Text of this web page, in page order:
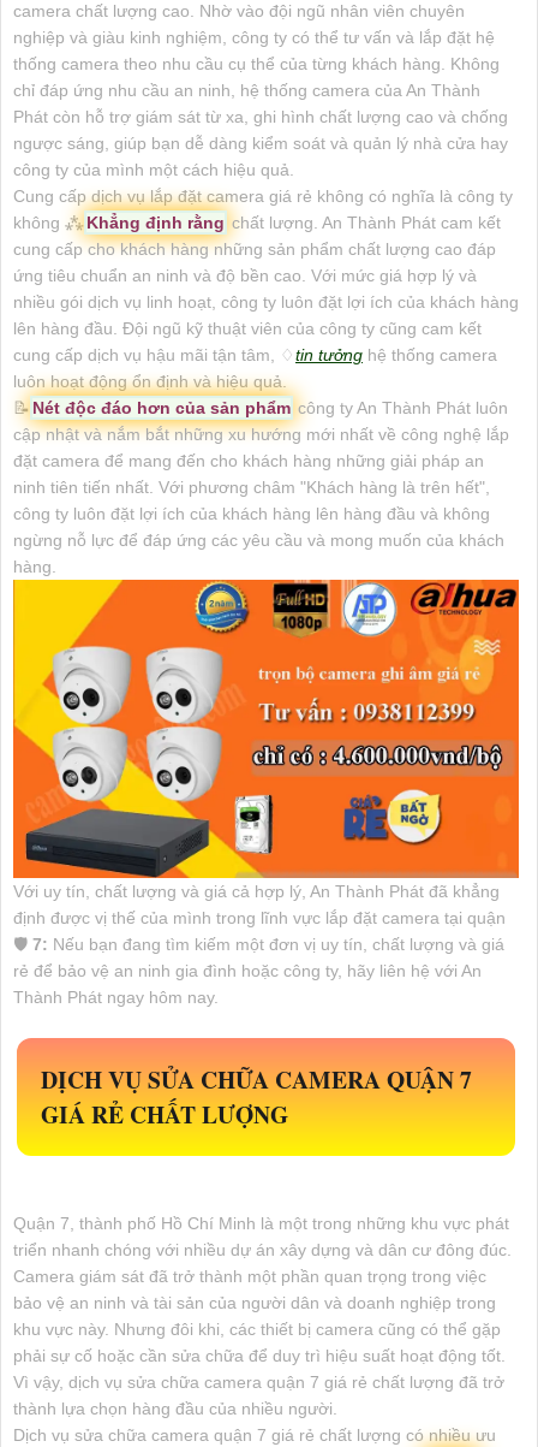
camera chất lượng cao. Nhờ vào đội ngũ nhân viên chuyên
nghiệp và giàu kinh nghiệm, công ty có thể tư vấn và lắp đặt hệ
thống camera theo nhu cầu cụ thể của từng khách hàng. Không
chỉ đáp ứng nhu cầu an ninh, hệ thống camera của An Thành
Phát còn hỗ trợ giám sát từ xa, ghi hình chất lượng cao và chống
ngược sáng, giúp bạn dễ dàng kiểm soát và quản lý nhà cửa hay
công ty của mình một cách hiệu quả.
Cung cấp dịch vụ lắp đặt camera giá rẻ không có nghĩa là công ty
không ⁂Khẳng định rằng chất lượng. An Thành Phát cam kết
cung cấp cho khách hàng những sản phẩm chất lượng cao đáp
ứng tiêu chuẩn an ninh và độ bền cao. Với mức giá hợp lý và
nhiều gói dịch vụ linh hoạt, công ty luôn đặt lợi ích của khách hàng
lên hàng đầu. Đội ngũ kỹ thuật viên của công ty cũng cam kết
cung cấp dịch vụ hậu mãi tận tâm, ♢tin tưởng hệ thống camera
luôn hoạt động ổn định và hiệu quả.
📝 Nét độc đáo hơn của sản phẩm công ty An Thành Phát luôn
cập nhật và nắm bắt những xu hướng mới nhất về công nghệ lắp
đặt camera để mang đến cho khách hàng những giải pháp an
ninh tiên tiến nhất. Với phương châm "Khách hàng là trên hết",
công ty luôn đặt lợi ích của khách hàng lên hàng đầu và không
ngừng nỗ lực để đáp ứng các yêu cầu và mong muốn của khách
hàng.
Với uy tín, chất lượng và giá cả hợp lý, An Thành Phát đã khẳng
định được vị thế của mình trong lĩnh vực lắp đặt camera tại quận
🛡 7: Nếu bạn đang tìm kiếm một đơn vị uy tín, chất lượng và giá
rẻ để bảo vệ an ninh gia đình hoặc công ty, hãy liên hệ với An
Thành Phát ngay hôm nay.
DỊCH VỤ SỬA CHỮA CAMERA QUẬN 7
GIÁ RẺ CHẤT LƯỢNG
Quận 7, thành phố Hồ Chí Minh là một trong những khu vực phát
triển nhanh chóng với nhiều dự án xây dựng và dân cư đông đúc.
Camera giám sát đã trở thành một phần quan trọng trong việc
bảo vệ an ninh và tài sản của người dân và doanh nghiệp trong
khu vực này. Nhưng đôi khi, các thiết bị camera cũng có thể gặp
phải sự cố hoặc cần sửa chữa để duy trì hiệu suất hoạt động tốt.
Vì vậy, dịch vụ sửa chữa camera quận 7 giá rẻ chất lượng đã trở
thành lựa chọn hàng đầu của nhiều người.
Dịch vụ sửa chữa camera quận 7 giá rẻ chất lượng có nhiều ưu